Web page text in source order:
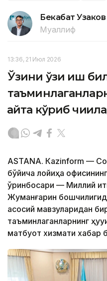
Бекабат Узаков
Муаллиф
13:36, 21 Июл 2026
Ўзини ўзи иш
қайта кўриб
ASTANА. Кazinform —
бўйича лойиҳа
ўринбосари — Миллий
Жуманғарин
асосий мавзуларидан
таъминлаганларнинг
матбуот хизмати хабар